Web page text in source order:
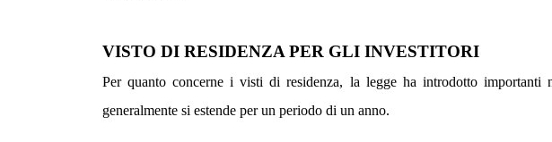
VISTO DI RESIDENZA PER GLI INVESTITORI
Per quanto concerne i visti di residenza, la legge ha introdotto
generalmente si estende per un periodo di un anno.